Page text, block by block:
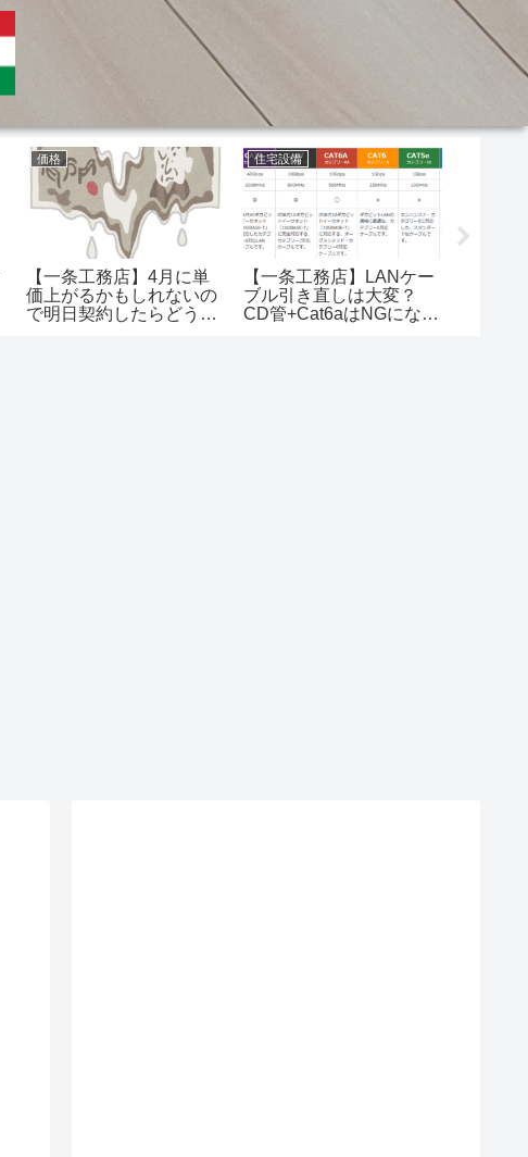
価格
【一条工務店】4月に単
価上がるかもしれないの
で明日契約したらどうか
住宅設備
【一条工務店】LANケー
ブル引き直しは大変？
CD管+Cat6aはNGになっ